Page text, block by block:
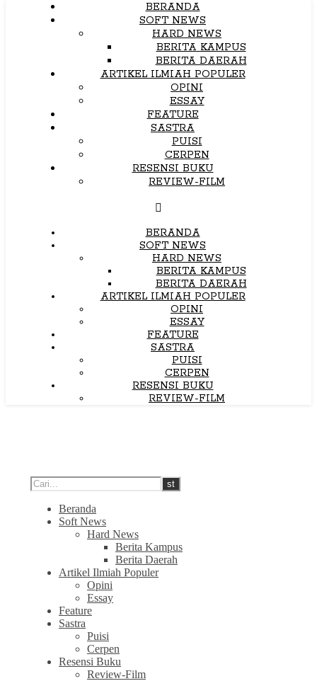
BERANDA
SOFT NEWS
HARD NEWS
BERITA KAMPUS
BERITA DAERAH
ARTIKEL ILMIAH POPULER
OPINI
ESSAY
FEATURE
SASTRA
PUISI
CERPEN
RESENSI BUKU
REVIEW-FILM
BERANDA
SOFT NEWS
HARD NEWS
BERITA KAMPUS
BERITA DAERAH
ARTIKEL ILMIAH POPULER
OPINI
ESSAY
FEATURE
SASTRA
PUISI
CERPEN
RESENSI BUKU
REVIEW-FILM
Beranda
Soft News
Hard News
Berita Kampus
Berita Daerah
Artikel Ilmiah Populer
Opini
Essay
Feature
Sastra
Puisi
Cerpen
Resensi Buku
Review-Film